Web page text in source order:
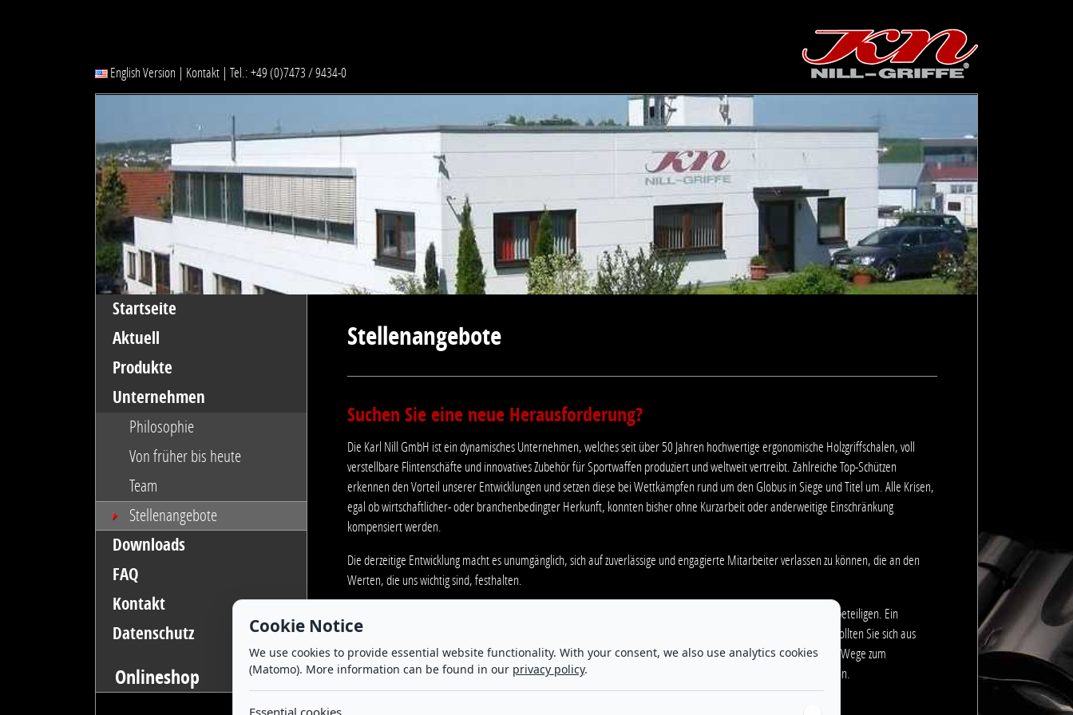
English Version Kontakt |Tel.: +49 (0)7473 / 9434-0
Startseite
Aktuell
Produkte
Unternehmen
Philosophie
Von früher bis heute
Team
Stellenangebote
Downloads
FAQ
Kontakt
Datenschutz
Onlineshop
Stellenangebote
Suchen Sie eine neue Herausforderung?
Die Karl Nill GmbH ist ein dynamisches Unternehmen, welches seit über 50 Jahren hochwertige ergonomische Holzgriffschalen, voll
verstellbare Flintenschäfte und innovatives Zubehör für Sportwaffen produziert und weltweit vertreibt. Zahlreiche Top-Schützen
erkennen den Vorteil unserer Entwicklungen und setzen diese bei Wettkämpfen rund um den Globus in Siege und Titel um. Alle Krisen,
egal ob wirtschaftlicher- oder branchenbedingter Herkunft, konnten bisher ohne Kurzarbeit oder anderweitige Einschränkung
kompensiert werden.
Die derzeitige Entwicklung macht es unumgänglich, sich auf zuverlässige und engagierte Mitarbeiter verlassen zu können, die an den
Werten, die uns wichtig sind, festhalten.
Auf Grund der stetigen Nachfrage haben Sie als neue/r Mitarbeiter/in die Chance, sich an künftigen Erfolgen zu beteiligen. Ein
anspruchsvoller, interessanter und abwechslungsreicher Arbeitsplatz in einem motivierten Team wartet auf Sie. Sollten Sie sich aus
einer überregionalen Gegend bewerben, helfen wir Ihnen gerne bei der Suche nach einer Wohnung, denn kurze Wege zum
Arbeitsplatz sind für uns ein wichtiger Faktor für Lebensqualität und Nachhaltigkeit. Auch ein Job Rad ist eine Option.
Cookie Notice
We use cookies to provide essential website functionality. With your consent, we also use analytics cookies
(Matomo). More information can be found in our privacy policy.
Essential cookies